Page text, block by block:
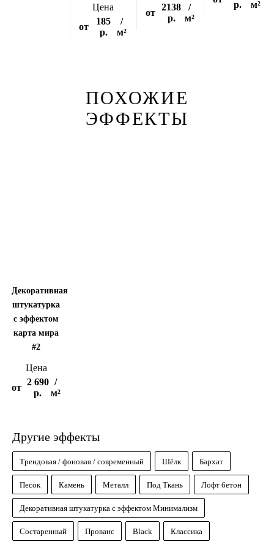
Цена
от
185
р.
/
м²
от
2138
р.
/
м²
р.
м²
ПОХОЖИЕ
ЭФФЕКТЫ
Декоративная
штукатурка
с эффектом
карта мира
#2
Цена
от
2 690
р.
/
м²
Другие эффекты
Трендовая / фоновая / современный Шёлк Бархат
Песок Камень Металл Под Ткань Лофт бетон
Декоративная штукатурка с эффектом Минимализм
Состаренный Прованс Black Классика